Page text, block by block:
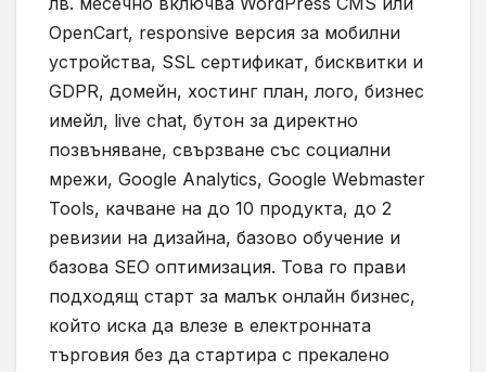
OpenCart, responsive версия за мобилни
устройства, SSL сертификат, бисквитки и
GDPR, домейн, хостинг план, лого, бизнес
имейл, live chat, бутон за директно
позвъняване, свързване със социални
мрежи, Google Analytics, Google Webmaster
Tools, качване на до 10 продукта, до 2
ревизии на дизайна, базово обучение и
базова SEO оптимизация. Това го прави
подходящ старт за малък онлайн бизнес,
който иска да влезе в електронната
търговия без да стартира с прекалено